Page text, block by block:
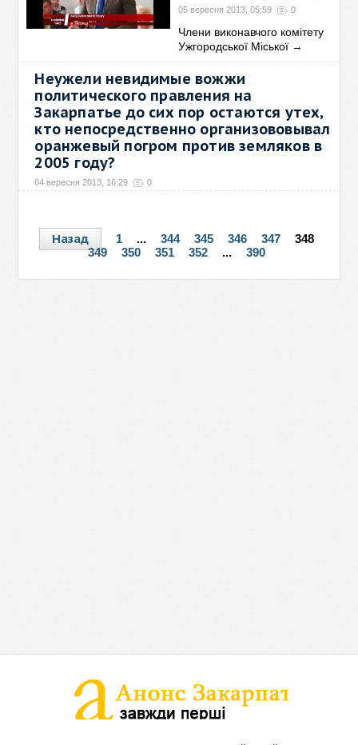
05 вересня 2013, 05:59 0
Члени виконавчого комітету
Ужгородської Міської →
Неужели невидимые вожжи
политического правления на
Закарпатье до сих пор остаются утех,
кто непосредственно организововывал
оранжевый погром против земляков в
2005 году?
04 вересня 2013, 16:29 0
Назад 1 ... 344 345 346 347
348
349
350 351 352 ... 390